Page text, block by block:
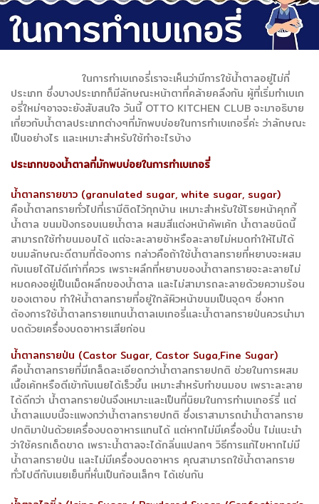
ในการทำเบเกอรี่เราจะเห็นว่ามีการใช้น้ำตาลอยู่ไม่กี่
ประเภท ซึ่งบางประเภทก็มีลักษณะหน้าตาที่คล้ายคลึงกัน ผู้ที่เริ่มทำเบเก
อรี่ใหม่ๆอาจจะยังสับสนใจ วันนี้ OTTO KITCHEN CLUB จะมาอธิบาย
เกี่ยวกับน้ำตาลประเภทต่างๆที่มักพบบ่อยในการทำเบเกอรี่ค่ะ ว่าลักษณะ
เป็นอย่างไร และเหมาะสำหรับใช้ทำอะไรบ้าง
ประเภทของน้ำตาลที่มักพบบ่อยในการทำเบเกอรี่
น้ำตาลทรายขาว (granulated sugar, white sugar, sugar)
คือน้ำตาลทรายทั่วไปที่เรามีติดไว้ทุกบ้าน เหมาะสำหรับใช้โรยหน้าคุกกี้
น้ำตาล ขนมปังกรอบเนยน้ำตาล ผสมสีแต่งหน้าคัพเค้ก น้ำตาลชนิดนี้
สามารถใช้ทำขนมอบได้ แต่จะละลายช้าหรือละลายไม่หมดทำให้ไม่ได้
ขนมลักษณะดีตามที่ต้องการ กล่าวคือถ้าใช้น้ำตาลทรายที่หยาบจะผสม
กับเนยได้ไม่ดีเท่าที่ควร เพราะผลึกที่หยาบของน้ำตาลทรายจะละลายไม่
หมดคงอยู่เป็นเม็ดผลึกของน้ำตาล และไม่สามารถละลายด้วยความร้อน
ของเตาอบ ทำให้น้ำตาลทรายที่อยู่ใกล้ผิวหน้าขนมเป็นจุดๆ ซึ่งหาก
ต้องการใช้น้ำตาลทรายแทนน้ำตาลเบเกอรี่และน้ำตาลทรายป่นควรนำมา
บดด้วยเครื่องบดอาหารเสียก่อน
น้ำตาลทรายป่น (Castor Sugar, Castor Suga,Fine Sugar)
คือน้ำตาลทรายที่มีเกล็ดละเอียดกว่าน้ำตาลทรายปกติ ช่วยในการผสม
เนื้อเค้กหรือตีเข้ากับเนยได้เร็วขึ้น เหมาะสำหรับทำขนมอบ เพราะละลาย
ได้ดีกว่า น้ำตาลทรายป่นจึงเหมาะและเป็นที่นิยมในการทำเบเกอร์รี่ แต่
น้ำตาลแบบนี้จะแพงกว่าน้ำตาลทรายปกติ ซึ่งเราสามารถนำน้ำตาลทราย
ปกติมาป่นด้วยเครื่องบดอาหารแทนได้ แต่หากไม่มีเครื่องปั่น ไม่แนะนำ
ว่าใช้ครกเด็ดขาด เพราะน้ำตาลจะได้กลิ่นแปลกๆ วิธีการแก้ไขหากไม่มี
น้ำตาลทรายป่น และไม่มีเครื่องบดอาหาร คุณสามารถใช้น้ำตาลทราย
ทั่วไปตีกับเนยเย็นที่หั่นเป็นก้อนเล็กๆ ได้เช่นกัน